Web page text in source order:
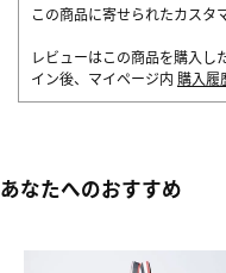
この商品に寄せられたカスタ
レビューはこの商品を購入し
イン後、マイページ内 購入履
あなたへのおすすめ